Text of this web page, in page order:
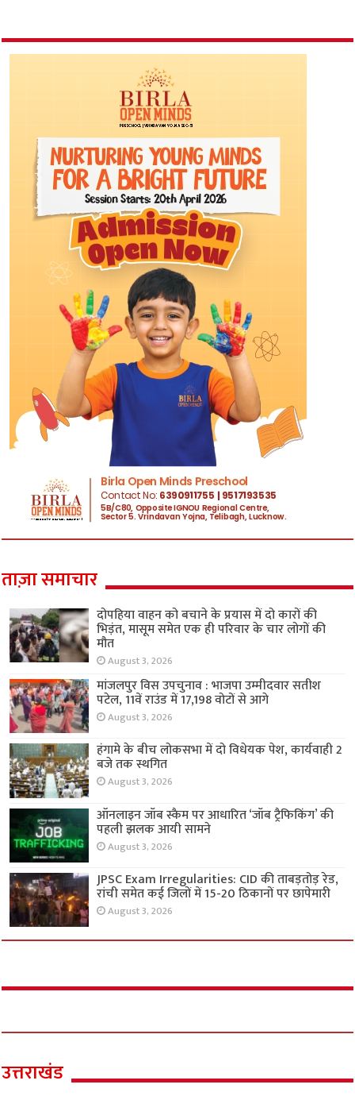
ताज़ा समाचार
दोपहिया वाहन को बचाने के प्रयास में दो कारों की
भिड़ंत, मासूम समेत एक ही परिवार के चार लोगों की
मौत
August 3, 2026
मांजलपुर विस उपचुनाव : भाजपा उम्मीदवार सतीश
पटेल, 11वें राउंड में 17,198 वोटों से आगे
August 3, 2026
हंगामे के बीच लोकसभा में दो विधेयक पेश, कार्यवाही 2
बजे तक स्थगित
August 3, 2026
ऑनलाइन जॉब स्कैम पर आधारित ‘जॉब ट्रैफिकिंग’ की
पहली झलक आयी सामने
August 3, 2026
JPSC Exam Irregularities: CID की ताबड़तोड़ रेड,
रांची समेत कई जिलों में 15-20 ठिकानों पर छापेमारी
August 3, 2026
उत्तराखंड